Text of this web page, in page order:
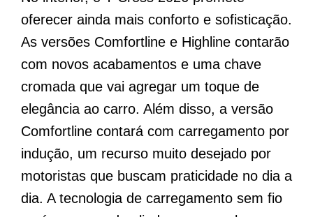
oferecer ainda mais conforto e sofisticação.
As versões Comfortline e Highline contarão
com novos acabamentos e uma chave
cromada que vai agregar um toque de
elegância ao carro. Além disso, a versão
Comfortline contará com carregamento por
indução, um recurso muito desejado por
motoristas que buscam praticidade no dia a
dia. A tecnologia de carregamento sem fio